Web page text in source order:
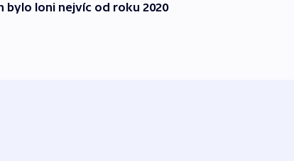
bylo loni nejvíc od roku 2020